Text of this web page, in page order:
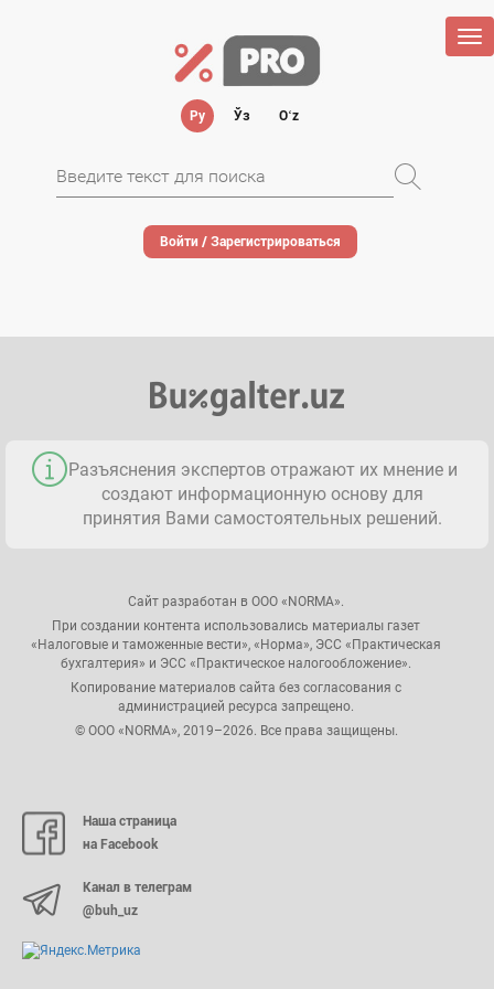
Ру Ўз Oʻz
Войти / Зарегистрироваться
Разъяснения экспертов отражают их мнение и
создают информационную основу для
принятия Вами самостоятельных решений.
Сайт разработан в ООО «NORMA».
При создании контента использовались материалы газет
«Налоговые и таможенные вести», «Норма», ЭСС «Практическая
бухгалтерия» и ЭСС «Практическое налогообложение».
Копирование материалов сайта без согласования с
администрацией ресурса запрещено.
© ООО «NORMA», 2019–2026. Все права защищены.
Наша страница
на Facebook
Канал в телеграм
@buh_uz